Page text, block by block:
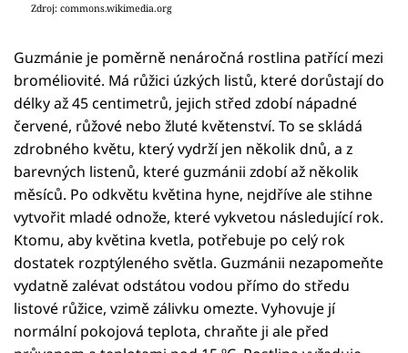
Zdroj: commons.wikimedia.org
Guzmánie je poměrně nenáročná rostlina patřící mezi
broméliovité. Má růžici úzkých listů, které dorůstají do
délky až 45 centimetrů, jejich střed zdobí nápadné
červené, růžové nebo žluté květenství. To se skládá
zdrobného květu, který vydrží jen několik dnů, a z
barevných listenů, které guzmánii zdobí až několik
měsíců. Po odkvětu květina hyne, nejdříve ale stihne
vytvořit mladé odnože, které vykvetou následující rok.
Ktomu, aby květina kvetla, potřebuje po celý rok
dostatek rozptýleného světla. Guzmánii nezapomeňte
vydatně zalévat odstátou vodou přímo do středu
listové růžice, vzimě zálivku omezte. Vyhovuje jí
normální pokojová teplota, chraňte ji ale před